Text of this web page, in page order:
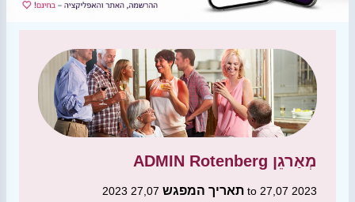
ADMIN Rotenberg מְאַרגֵן
תאריך המפגש 27,07 2023 to 27,07 2023